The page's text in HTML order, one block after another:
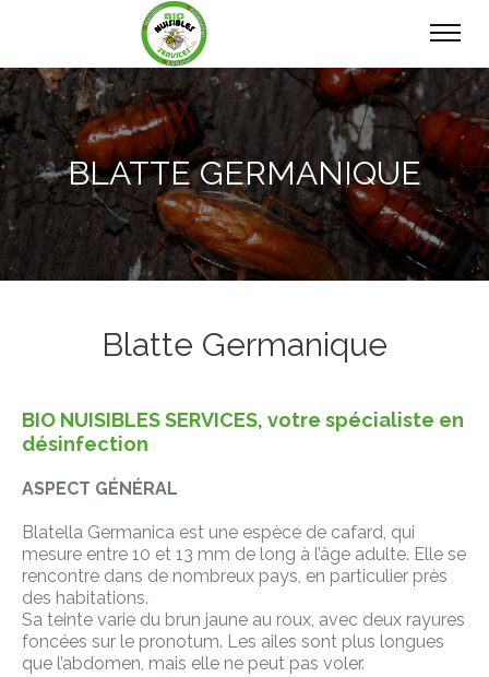
BLATTE GERMANIQUE
Blatte Germanique
BIO NUISIBLES SERVICES, votre spécialiste en
désinfection
ASPECT GÉNÉRAL
Blatella Germanica est une espèce de cafard, qui
mesure entre 10 et 13 mm de long à l’âge adulte. Elle se
rencontre dans de nombreux pays, en particulier près
des habitations.
Sa teinte varie du brun jaune au roux, avec deux rayures
foncées sur le pronotum. Les ailes sont plus longues
que l’abdomen, mais elle ne peut pas voler.